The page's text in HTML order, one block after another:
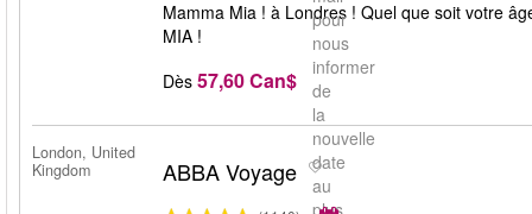
pour
nous
informer
de
la
nouvelle
date
au
plus
Mamma Mia ! à Londres ! Quel que soit votre
MIA !
Dès 57,60 Can$
London, United
Kingdom
ABBA Voyage